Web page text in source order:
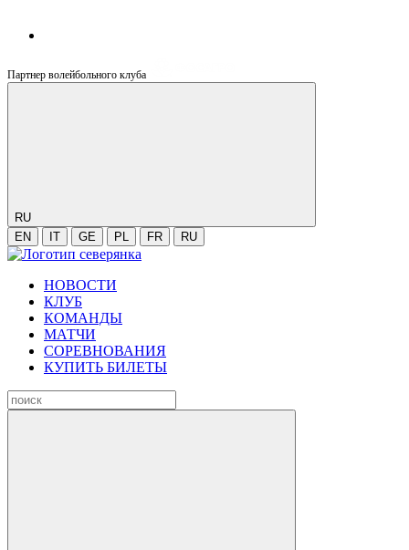
Партнер волейбольного клуба
RU
EN
IT GE PL FR RU
НОВОСТИ
КЛУБ
КОМАНДЫ
МАТЧИ
СОРЕВНОВАНИЯ
КУПИТЬ БИЛЕТЫ